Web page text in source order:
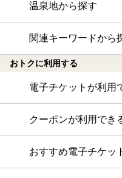
温泉地から探す
関連キーワードから
おトクに利用する
電子チケットが利用
クーポンが利用でき
おすすめ電子チケッ